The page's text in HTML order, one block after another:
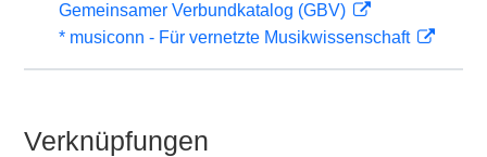
Gemeinsamer Verbundkatalog (GBV)
* musiconn - Für vernetzte Musikwissenschaft
Verknüpfungen